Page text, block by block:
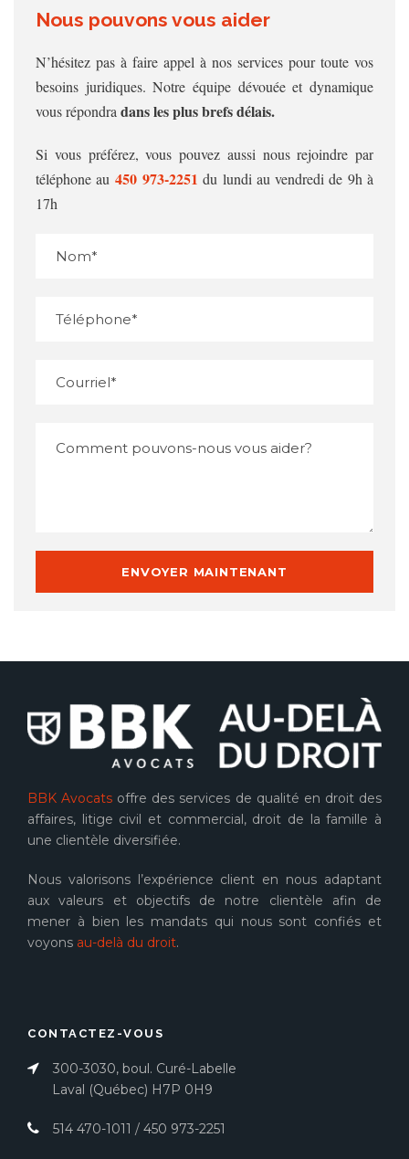
Nous pouvons vous aider
N’hésitez pas à faire appel à nos services pour toute vos
besoins juridiques. Notre équipe dévouée et dynamique
vous répondra dans les plus brefs délais.
Si vous préférez, vous pouvez aussi nous rejoindre par
téléphone au 450 973‑2251 du lundi au vendredi de 9h à
17h
BBK Avocats offre des services de qualité en droit des
affaires, litige civil et commercial, droit de la famille à
une clientèle diversifiée.
Nous valorisons l’expérience client en nous adaptant
aux valeurs et objectifs de notre clientèle afin de
mener à bien les mandats qui nous sont confiés et
voyons au-delà du droit.
CONTACTEZ-VOUS
300-3030, boul. Curé-Labelle
Laval (Québec) H7P 0H9
514 470-1011 / 450 973-2251